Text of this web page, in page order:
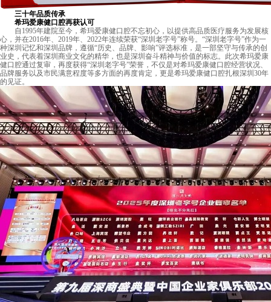
三十年品质传承
希玛爱康健口腔再获认可
自1995年建院至今，希玛爱康健口腔不忘初心，以提供高品质医疗服务为发展核
心，并在2016年、2019年、2022年连续荣获“深圳老字号”称号。“深圳老字号”作为一
种深圳记忆和深圳品牌，遵循“历史、品牌、影响”评选标准，是一部坚守与传承的创
业史，代表着深圳商业文化的精华，也是深圳奋斗精神与价值的标志。此次希玛爱康
健口腔通过复审，再度获得“深圳老字号”荣誉，不仅是对希玛爱康健口腔经营状况、
品牌服务以及市民满意程度等多方面的再度肯定，更是希玛爱康健口腔扎根深圳30年
的见证。